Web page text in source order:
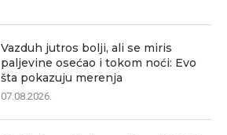
Vazduh jutros bolji, ali se miris
paljevine osećao i tokom noći: Evo
šta pokazuju merenja
07.08.2026.